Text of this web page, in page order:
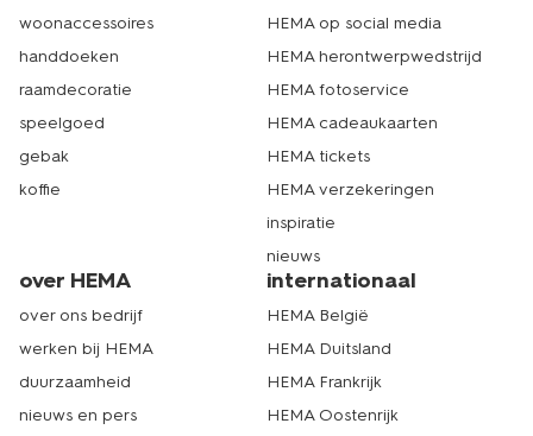
woonaccessoires
handdoeken
raamdecoratie
speelgoed
gebak
koffie
HEMA op social media
HEMA herontwerpwedstrijd
HEMA fotoservice
HEMA cadeaukaarten
HEMA tickets
HEMA verzekeringen
inspiratie
nieuws
over HEMA
over ons bedrijf
werken bij HEMA
duurzaamheid
nieuws en pers
internationaal
HEMA België
HEMA Duitsland
HEMA Frankrijk
HEMA Oostenrijk